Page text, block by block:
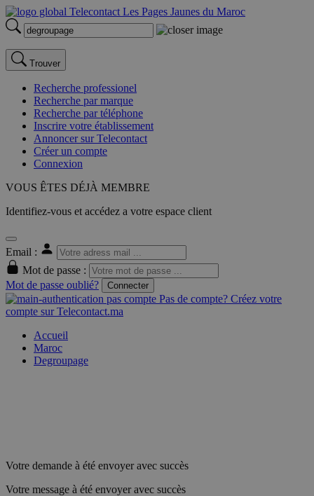
Trouver
Recherche professionel
Recherche par marque
Recherche par téléphone
Inscrire votre établissement
Annoncer sur Telecontact
Créer un compte
Connexion
VOUS ÊTES DÉJÀ MEMBRE
Identifiez-vous et accédez a votre espace client
Email :
Mot de passe :
Mot de passe oublié?
Connecter
Pas de compte? Créez votre
compte sur Telecontact.ma
Accueil
Maroc
Degroupage
Votre demande à été envoyer avec succès
Votre message à été envoyer avec succès